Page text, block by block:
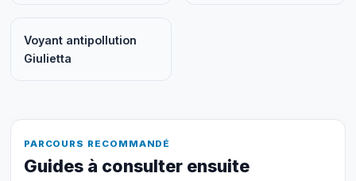
Voyant antipollution
Giulietta
PARCOURS RECOMMANDÉ
Guides à consulter ensuite